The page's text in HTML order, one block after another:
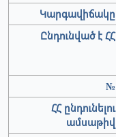
Կարգավիճակը
Ընդունված է ՀՀ
№
ՀՀ ընդունելու
ամսաթիվ